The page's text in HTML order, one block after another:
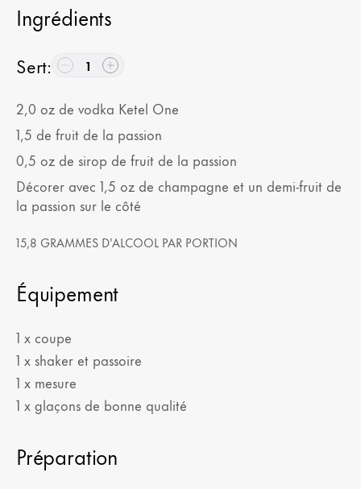
Ingrédients
Sert: 1
2,0 oz de vodka Ketel One
1,5 de fruit de la passion
0,5 oz de sirop de fruit de la passion
Décorer avec 1,5 oz de champagne et un demi-fruit de
la passion sur le côté
15,8 GRAMMES D'ALCOOL PAR PORTION
Équipement
1 x coupe
1 x shaker et passoire
1 x mesure
1 x glaçons de bonne qualité
Préparation